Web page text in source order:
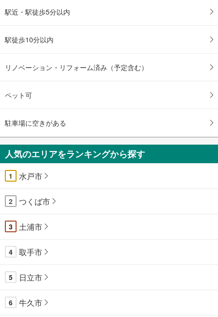
駅近・駅徒歩5分以内
駅徒歩10分以内
リノベーション・リフォーム済み（予定含む）
ペット可
駐車場に空きがある
人気のエリアをランキングから探す
1 水戸市
2 つくば市
3 土浦市
4 取手市
5 日立市
6 牛久市